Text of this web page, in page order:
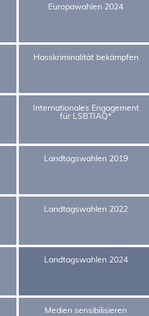
Europawahlen 2024
Hasskriminalität bekämpfen
Internationales Engagement
für LSBTIAQ*
Landtagswahlen 2019
Landtagswahlen 2022
Landtagswahlen 2024
Medien sensibilisieren